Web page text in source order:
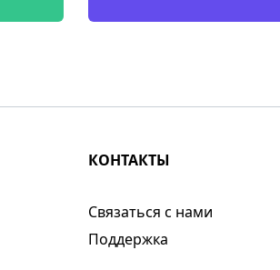
КОНТАКТЫ
Связаться с нами
Поддержка